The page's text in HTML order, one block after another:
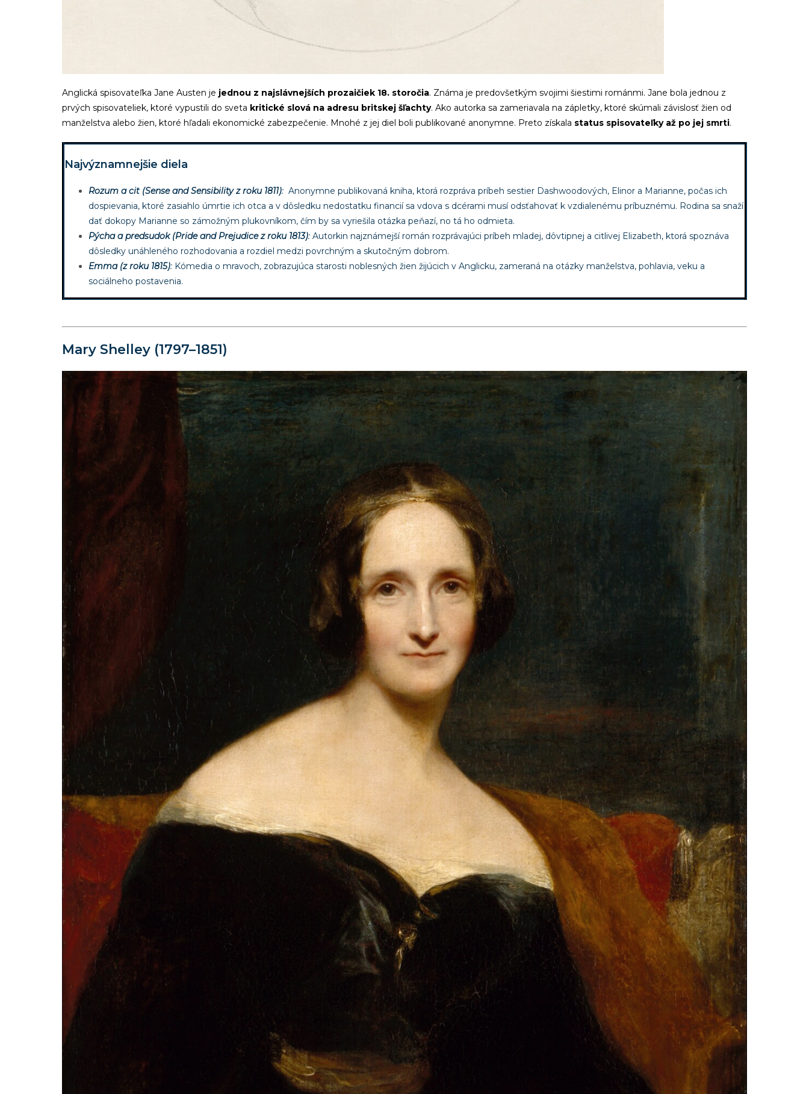
Anglická spisovateľka Jane Austen je jednou z najslávnejších prozaičiek 18. storočia. Známa je predovšetkým svojimi šiestimi románmi. Jane bola jednou z
prvých spisovateliek, ktoré vypustili do sveta kritické slová na adresu britskej šľachty. Ako autorka sa zameriavala na zápletky, ktoré skúmali závislosť žien od
manželstva alebo žien, ktoré hľadali ekonomické zabezpečenie. Mnohé z jej diel boli publikované anonymne. Preto získala status spisovateľky až po jej smrti.
Najvýznamnejšie diela
Rozum a cit (Sense and Sensibility z roku 1811): Anonymne publikovaná kniha, ktorá rozpráva príbeh sestier Dashwoodových, Elinor a Marianne, počas ich
dospievania, ktoré zasiahlo úmrtie ich otca a v dôsledku nedostatku financií sa vdova s dcérami musí odsťahovať k vzdialenému príbuznému. Rodina sa snaží
dať dokopy Marianne so zámožným plukovníkom, čím by sa vyriešila otázka peňazí, no tá ho odmieta.
Pýcha a predsudok (Pride and Prejudice z roku 1813): Autorkin najznámejší román rozprávajúci príbeh mladej, dôvtipnej a citlivej Elizabeth, ktorá spoznáva
dôsledky unáhleného rozhodovania a rozdiel medzi povrchným a skutočným dobrom.
Emma (z roku 1815): Kómedia o mravoch, zobrazujúca starosti noblesných žien žijúcich v Anglicku, zameraná na otázky manželstva, pohlavia, veku a
sociálneho postavenia.
Mary Shelley (1797–1851)